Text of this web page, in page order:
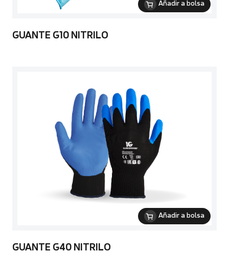
Añadir a bolsa
GUANTE G10 NITRILO
Añadir a bolsa
GUANTE G40 NITRILO